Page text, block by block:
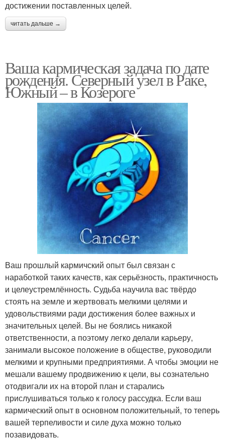
достижении поставленных целей.
читать дальше →
Ваша кармическая задача по дате
рождения. Северный узел в Раке,
Южный – в Козероге
Ваш прошлый кармичский опыт был связан с
наработкой таких качеств, как серьёзность, практичность
и целеустремлённость. Судьба научила вас твёрдо
стоять на земле и жертвовать мелкими целями и
удовольствиями ради достижения более важных и
значительных целей. Вы не боялись никакой
ответственности, а поэтому легко делали карьеру,
занимали высокое положение в обществе, руководили
мелкими и крупными предприятиями. А чтобы эмоции не
мешали вашему продвижению к цели, вы сознательно
отодвигали их на второй план и старались
прислушиваться только к голосу рассудка. Если ваш
кармический опыт в основном положительный, то теперь
вашей терпеливости и силе духа можно только
позавидовать.